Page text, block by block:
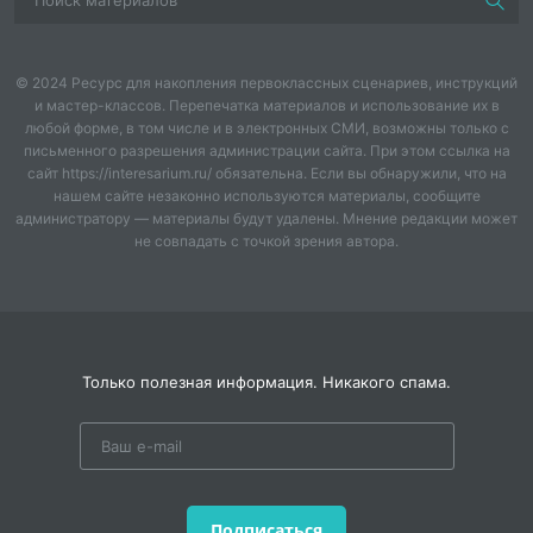
© 2024 Ресурс для накопления первоклассных сценариев, инструкций
и мастер-классов. Перепечатка материалов и использование их в
любой форме, в том числе и в электронных СМИ, возможны только с
письменного разрешения администрации сайта. При этом ссылка на
сайт https://interesarium.ru/ обязательна. Если вы обнаружили, что на
нашем сайте незаконно используются материалы, сообщите
администратору — материалы будут удалены. Мнение редакции может
не совпадать с точкой зрения автора.
Только полезная информация. Никакого спама.